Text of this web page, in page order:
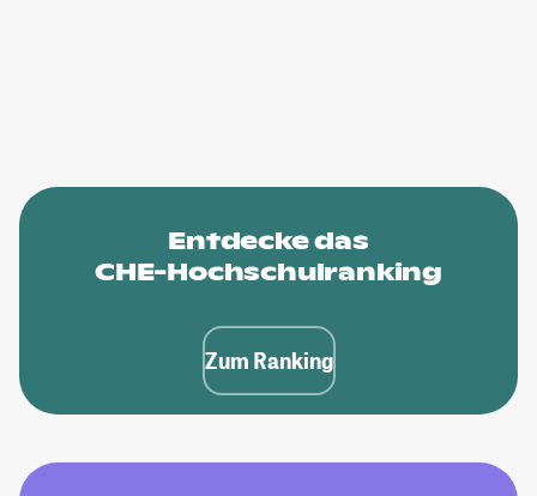
Entdecke das
CHE-Hochschulranking
Zum Ranking